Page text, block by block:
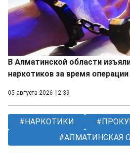
В Алматинской области
наркотиков за время
05 августа 2026 12:39
НАРКОТИКИ
АЛМАТИНСКАЯ